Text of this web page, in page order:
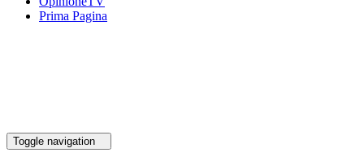
Prima Pagina
Toggle navigation